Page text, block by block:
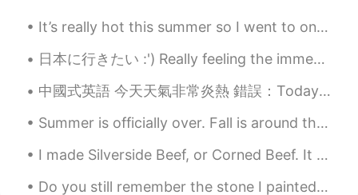
@Catalina y tú también!
santi 2020.06.27 07:00
EN TH
@Lylia I like Jisso a lot. She's very real
and funny. I especially like when she tries
to speak English! 😂
Ngan 2020.06.27 04:05
It’s really hot this summer so I went to one of my favorite local cafes. The bingsoo and desserts...
日本に行きたい :') Really feeling the immense wanderlust burning within me now 😭🤣 it's been awhile! Hey ...
中國式英語 今天天氣非常炎熱 錯誤：Today is very hot. 正確：It is very hot today. 英語語法中表示天氣、時間和距離，常用it做主語。錯誤的第一句是基本上由...
Summer is officially over. Fall is around the corner. But I'm grateful for all the good times spe...
I made Silverside Beef, or Corned Beef. It is made by boiling it in water with vinegar and black ...
Do you still remember the stone I painted at the beginning of Corona? No? then let me explain i...